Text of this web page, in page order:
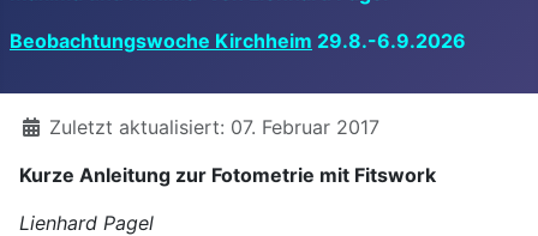
Beobachtungswoche Kirchheim 29.8.-6.9.2026
DetailsZuletzt aktualisiert: 07. Februar 2017
Kurze Anleitung zur Fotometrie mit Fitswork
Lienhard Pagel